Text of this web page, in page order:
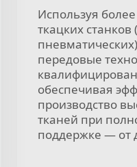
Используя
ткацких
передовые
обеспечивая
производство
тканей при
поддержке — от